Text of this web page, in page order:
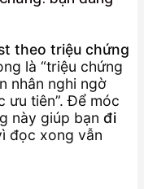
theo triệu chứng
là “triệu chứng
nhân nghi ngờ
ưu tiên”. Để móc
này giúp bạn đi
đọc xong vẫn